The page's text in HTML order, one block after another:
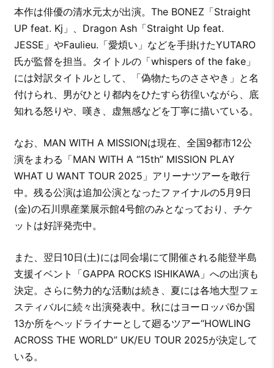
本作は俳優の清水元太が出演。The BONEZ「Straight
UP feat. Kj」、Dragon Ash「Straight Up feat.
JESSE」やFaulieu.「愛煩い」などを手掛けたYUTARO
氏が監督を担当。タイトルの「whispers of the fake」
には対訳タイトルとして、「偽物たちのささやき」と名
付けられ、男がひとり都内をひたすら彷徨いながら、底
知れる怒りや、嘆き、虚無感などを丁寧に描いている。
なお、MAN WITH A MISSIONは現在、全国9都市12公
演をまわる「MAN WITH A “15th” MISSION PLAY
WHAT U WANT TOUR 2025」アリーナツアーを敢行
中。残る公演は追加公演となったファイナルの5月9日
(金)の石川県産業展示館4号館のみとなっており、チケ
ットは好評発売中。
また、翌日10日(土)には同会場にて開催される能登半島
支援イベント「GAPPA ROCKS ISHIKAWA」への出演も
決定。さらに勢力的な活動は続き、夏には各地大型フェ
スティバルに続々出演発表中。秋にはヨーロッパ6か国
13か所をヘッドライナーとして廻るツアー“HOWLING
ACROSS THE WORLD” UK/EU TOUR 2025が決定して
いる。